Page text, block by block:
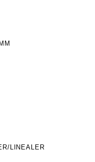
LINEALER